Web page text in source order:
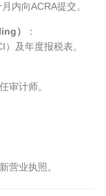
内向ACRA提交。
）
：
及年度报税表。
审计师。
营业执照。